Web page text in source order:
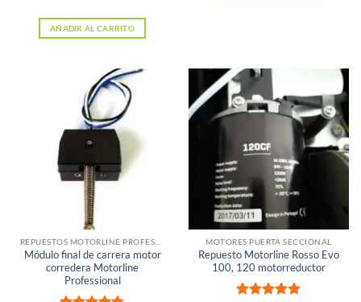
AÑADIR AL CARRITO
Módulo final de carrera motor
corredera Motorline
Professional
MOTORES PUERTA SECCIONAL
Repuesto Motorline Rosso Evo
100, 120 motorreductor